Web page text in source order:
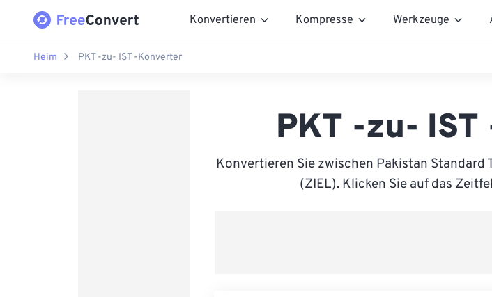
Konvertieren Kompresse Werkzeuge
Heim PKT -zu- IST -Konverter
PKT -zu-
Konvertieren Sie zwischen Pakistan Standard
(ZIEL). Klicken Sie auf das